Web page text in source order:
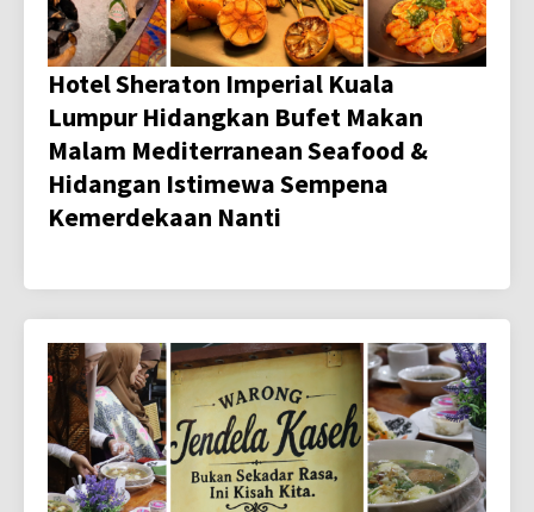
Hotel Sheraton Imperial Kuala
Lumpur Hidangkan Bufet Makan
Malam Mediterranean Seafood &
Hidangan Istimewa Sempena
Kemerdekaan Nanti